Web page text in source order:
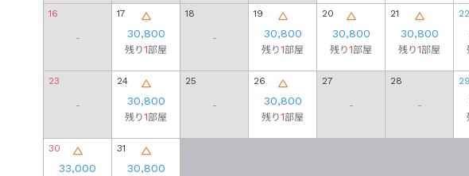
16
-
17
30,800
残り1部屋
18
-
19
30,800
残り1部屋
20
30,800
残り1部屋
21
30,800
残り1部屋
22
23
-
24
30,800
残り1部屋
25
-
26
30,800
残り1部屋
27
-
28
-
29
30
33,000
31
30,800